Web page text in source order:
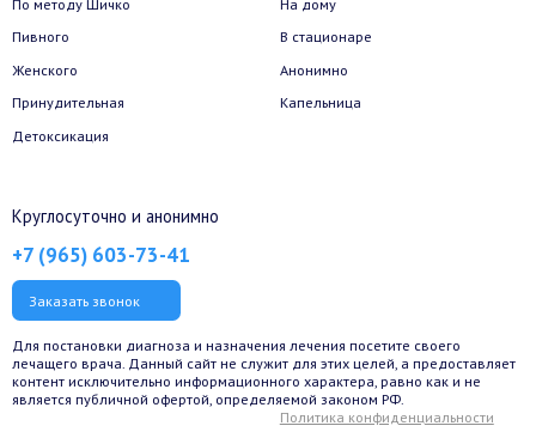
Пивного
Женского
Принудительная
Детоксикация
В стационаре
Анонимно
Капельница
Круглосуточно и анонимно
+7 (965) 603-73-41
Заказать звонок
Для постановки диагноза и назначения лечения посетите своего
лечащего врача. Данный сайт не служит для этих целей, а предоставляет
контент исключительно информационного характера, равно как и не
является публичной офертой, определяемой законом РФ.
Политика конфиденциальности